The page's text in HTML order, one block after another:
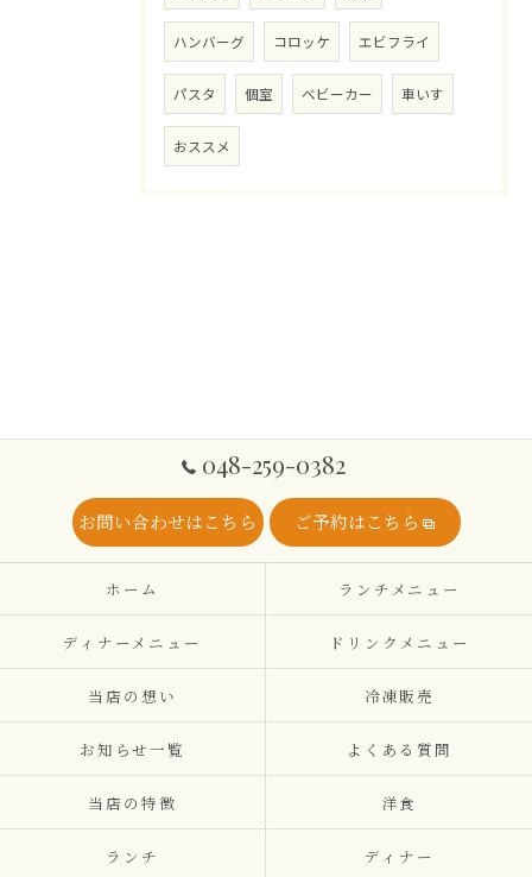
ハンバーグ コロッケ エビフライ
パスタ 個室 ベビーカー 車いす
おススメ
048-259-0382
お問い合わせはこちら ご予約はこちら
ホーム ランチメニュー
ディナーメニュー ドリンクメニュー
当店の想い 冷凍販売
お知らせ一覧 よくある質問
当店の特徴 洋食
ランチ ディナー